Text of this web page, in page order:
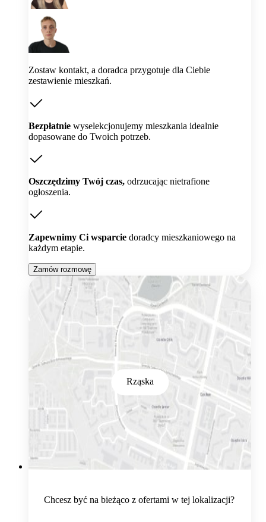
Zostaw kontakt, a doradca przygotuje dla Ciebie
zestawienie mieszkań.
Bezpłatnie wyselekcjonujemy mieszkania idealnie
dopasowane do Twoich potrzeb.
Oszczędzimy Twój czas, odrzucając nietrafione
ogłoszenia.
Zapewnimy Ci wsparcie doradcy mieszkaniowego na
każdym etapie.
Zamów rozmowę
Rząska
Chcesz być na bieżąco z ofertami w tej lokalizacji?